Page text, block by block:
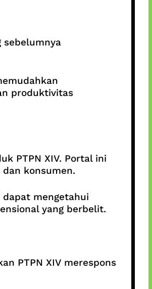
sebelumnya
produktivitas
PTPN XIV. Portal ini
konsumen.
mengetahui
yang berbelit.
PTPN XIV merespons